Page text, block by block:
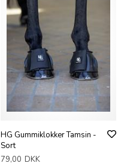
HG Gummiklokker Tamsin -
Sort
79,00 DKK